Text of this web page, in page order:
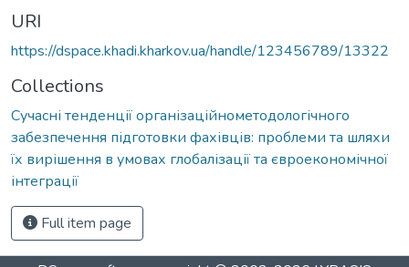
URI
https://dspace.khadi.kharkov.ua/handle/123456789/13322
Collections
Сучасні тенденції організаційнометодологічного
забезпечення підготовки фахівців: проблеми та шляхи
їх вирішення в умовах глобалізації та євроекономічної
інтеграції
Full item page